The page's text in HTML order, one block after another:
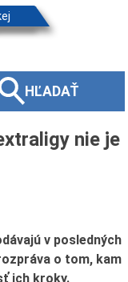
HĽADAŤ
nie je
v posledných
o tom, kam
ich kroky.